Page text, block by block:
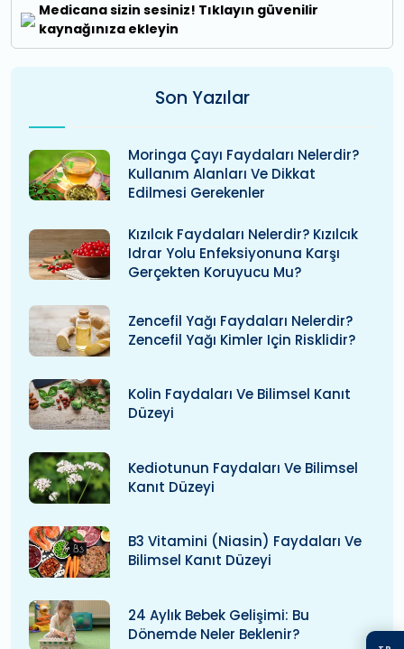
Medicana sizin sesiniz! Tıklayın güvenilir
kaynağınıza ekleyin
Son Yazılar
Moringa Çayı Faydaları Nelerdir?
Kullanım Alanları Ve Dikkat
Edilmesi Gerekenler
Kızılcık Faydaları Nelerdir? Kızılcık
Idrar Yolu Enfeksiyonuna Karşı
Gerçekten Koruyucu Mu?
Zencefil Yağı Faydaları Nelerdir?
Zencefil Yağı Kimler Için Risklidir?
Kolin Faydaları Ve Bilimsel Kanıt
Düzeyi
Kediotunun Faydaları Ve Bilimsel
Kanıt Düzeyi
B3 Vitamini (niasin) Faydaları Ve
Bilimsel Kanıt Düzeyi
24 Aylık Bebek Gelişimi: Bu
Dönemde Neler Beklenir?